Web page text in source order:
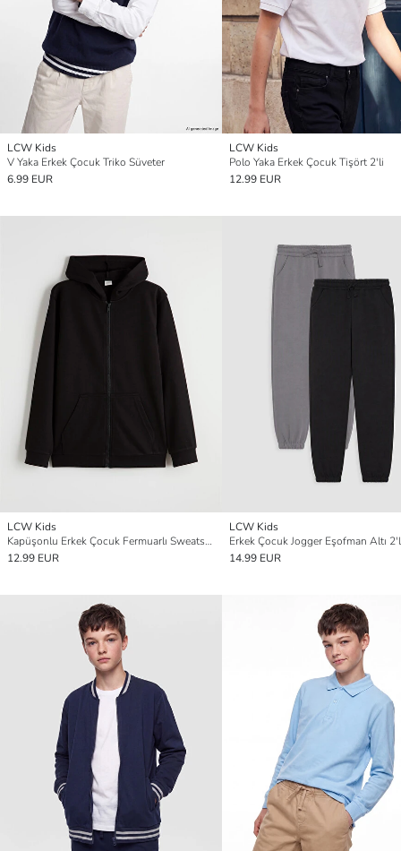
LCW Kids
V Yaka Erkek Çocuk Triko Süveter
6.99 EUR
LCW Kids
Polo Yaka Erkek Çocuk Tişört 2'li
12.99 EUR
LCW Kids
Kapüşonlu Erkek Çocuk Fermuarlı Sweatshirt
12.99 EUR
LCW Kids
Erkek Çocuk Jogger Eşofman Altı
14.99 EUR